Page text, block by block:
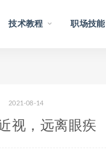
技术教程 职场技能
2021-08-14
视，远离眼疾